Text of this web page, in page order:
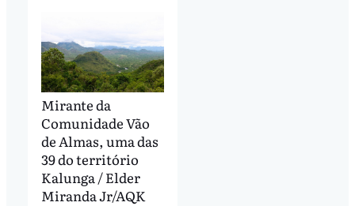
Mirante da
Comunidade Vão
de Almas, uma das
39 do território
Kalunga / Elder
Miranda Jr/AQK